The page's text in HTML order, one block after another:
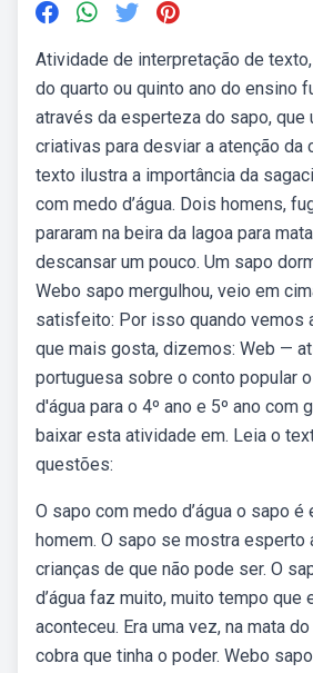
Atividade de interpretação de
do quarto ou quinto ano do ensino
através da esperteza do sapo,
criativas para desviar a atenção da
texto ilustra a importância da
com medo d’água. Dois homens,
pararam na beira da lagoa para
descansar um pouco. Um sapo
Webo sapo mergulhou, veio em
satisfeito: Por isso quando vemos
que mais gosta, dizemos: Web —
portuguesa sobre o conto popular
d'água para o 4º ano e 5º ano com
baixar esta atividade em. Leia o
questões:
O sapo com medo d’água o sapo
homem. O sapo se mostra esperto
crianças de que não pode ser. O
d’água faz muito, muito tempo que
aconteceu. Era uma vez, na mata
cobra que tinha o poder. Webo